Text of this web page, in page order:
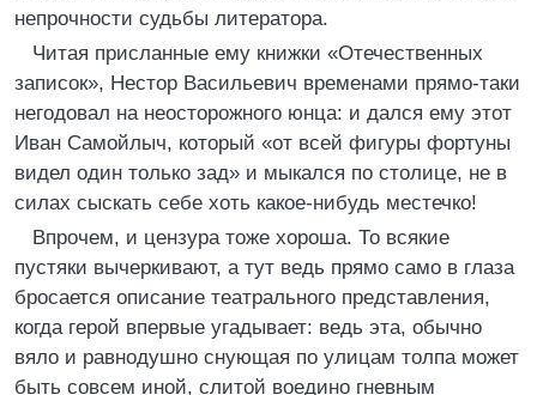
непрочности судьбы литератора.
Читая присланные ему книжки «Отечественных
записок», Нестор Васильевич временами прямо-таки
негодовал на неосторожного юнца: и дался ему этот
Иван Самойлыч, который «от всей фигуры фортуны
видел один только зад» и мыкался по столице, не в
силах сыскать себе хоть какое-нибудь местечко!
Впрочем, и цензура тоже хороша. То всякие
пустяки вычеркивают, а тут ведь прямо само в глаза
бросается описание театрального представления,
когда герой впервые угадывает: ведь эта, обычно
вяло и равнодушно снующая по улицам толпа может
быть совсем иной, слитой воедино гневным